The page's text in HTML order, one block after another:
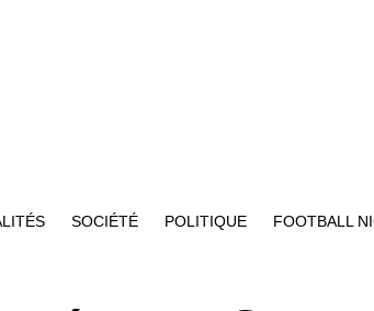
SOCIÉTÉ POLITIQUE FOOTBALL